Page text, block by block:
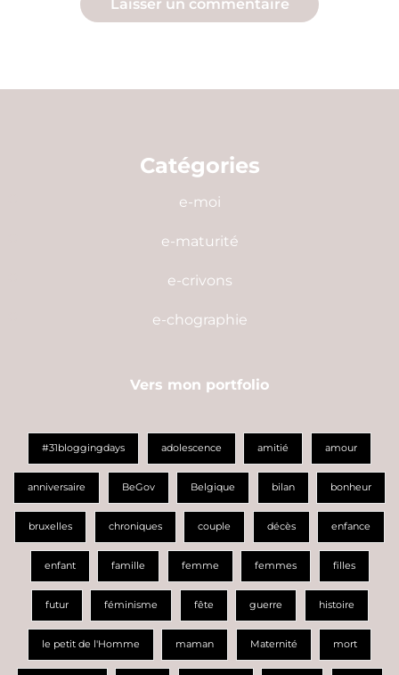
Catégories
e-moi
e-maturité
e-crivons
e-chographie
Vers mon portfolio
#31bloggingdays adolescence amitié amour
anniversaire BeGov Belgique bilan bonheur
bruxelles chroniques couple décès enfance
enfant famille femme femmes filles
futur féminisme fête guerre histoire
le petit de l'Homme maman Maternité mort